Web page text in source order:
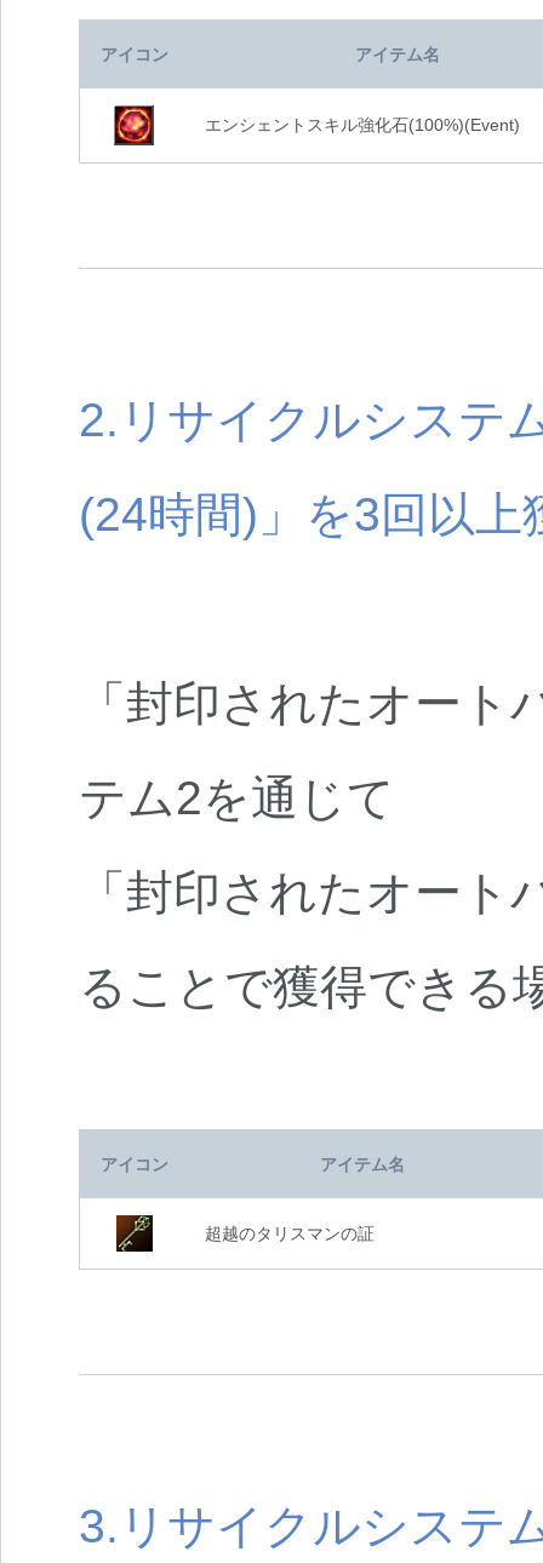
アイコン アイテム名
エンシェントスキル強化石(100%)(Event)
2.リサイクルシステ
(24時間)」を3回以上
「封印されたオー
テム2を通じて
「封印されたオー
ることで獲得できる
アイコン アイテム名
超越のタリスマンの証
3.リサイクルシステ